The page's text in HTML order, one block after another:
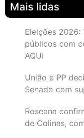
Mais lidas
Eleições 2026:
públicos com
AQUI
União e PP
Senado com
Roseana
de Colinas,